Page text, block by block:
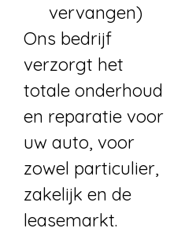
vervangen)
Ons bedrijf
verzorgt het
totale onderhoud
en reparatie voor
uw auto, voor
zowel particulier,
zakelijk en de
leasemarkt.